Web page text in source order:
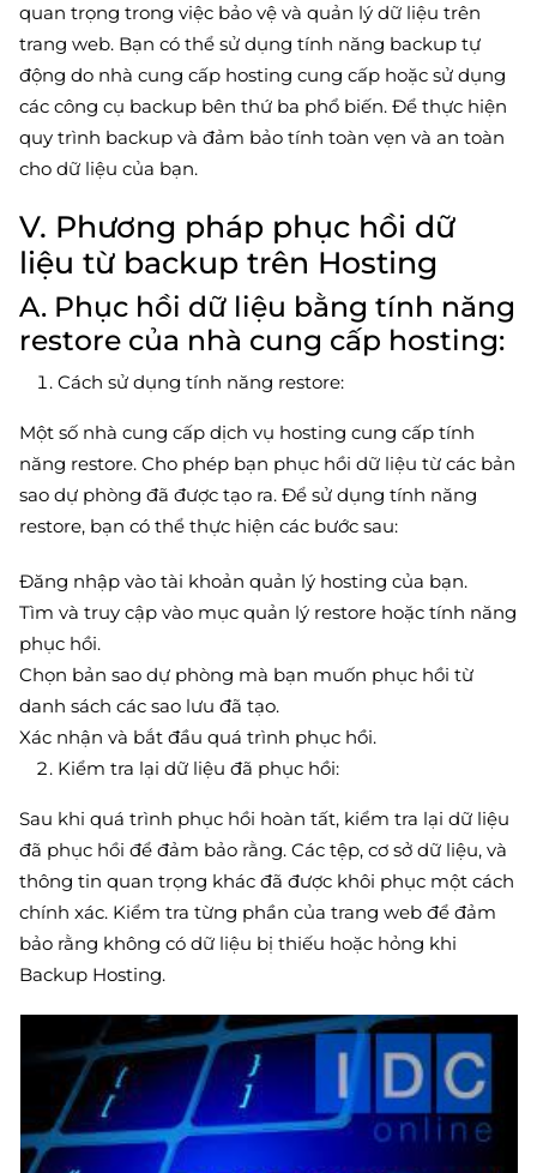
quan trọng trong việc bảo vệ và quản lý dữ liệu trên
trang web. Bạn có thể sử dụng tính năng backup tự
động do nhà cung cấp hosting cung cấp hoặc sử dụng
các công cụ backup bên thứ ba phổ biến. Để thực hiện
quy trình backup và đảm bảo tính toàn vẹn và an toàn
cho dữ liệu của bạn.
V. Phương pháp phục hồi dữ
liệu từ backup trên Hosting
A. Phục hồi dữ liệu bằng tính năng
restore của nhà cung cấp hosting:
Cách sử dụng tính năng restore:
Một số nhà cung cấp dịch vụ hosting cung cấp tính
năng restore. Cho phép bạn phục hồi dữ liệu từ các bản
sao dự phòng đã được tạo ra. Để sử dụng tính năng
restore, bạn có thể thực hiện các bước sau:
Đăng nhập vào tài khoản quản lý hosting của bạn.
Tìm và truy cập vào mục quản lý restore hoặc tính năng
phục hồi.
Chọn bản sao dự phòng mà bạn muốn phục hồi từ
danh sách các sao lưu đã tạo.
Xác nhận và bắt đầu quá trình phục hồi.
Kiểm tra lại dữ liệu đã phục hồi:
Sau khi quá trình phục hồi hoàn tất, kiểm tra lại dữ liệu
đã phục hồi để đảm bảo rằng. Các tệp, cơ sở dữ liệu, và
thông tin quan trọng khác đã được khôi phục một cách
chính xác. Kiểm tra từng phần của trang web để đảm
bảo rằng không có dữ liệu bị thiếu hoặc hỏng khi
Backup Hosting.